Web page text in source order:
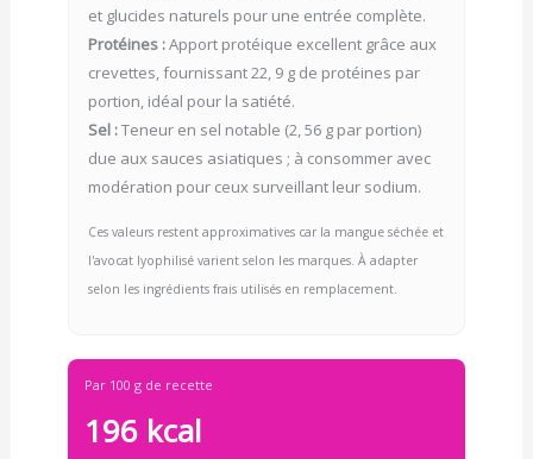
et glucides naturels pour une entrée complète.
Protéines :Apport protéique excellent grâce aux
crevettes, fournissant 22, 9 g de protéines par
portion, idéal pour la satiété.
Sel :Teneur en sel notable (2, 56 g par portion)
due aux sauces asiatiques ; à consommer avec
modération pour ceux surveillant leur sodium.
Ces valeurs restent approximatives car la mangue séchée et
l'avocat lyophilisé varient selon les marques. À adapter
selon les ingrédients frais utilisés en remplacement.
Par 100 g de recette
196 kcal